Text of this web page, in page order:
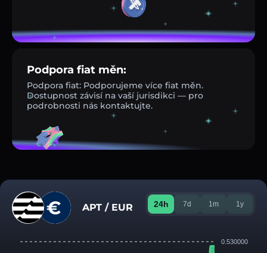
Podpora fiat měn:
Podpora fiat: Podporujeme více fiat měn.
Dostupnost závisí na vaší jurisdikci — pro
podrobnosti nás kontaktujte.
APT / EUR 24h 7d 1m 1y
0.530000